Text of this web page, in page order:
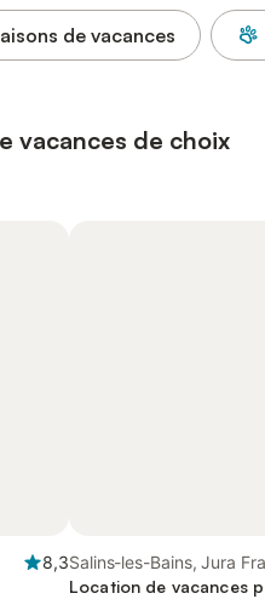
de vacances
vacances de choix
8,3Salins-les-Bains, Jura
Location de vacances